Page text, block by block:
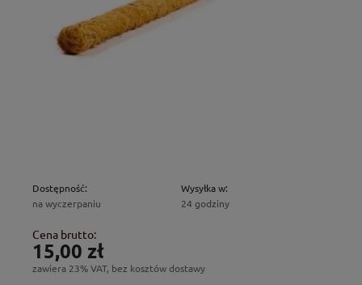
Dostępność:
na wyczerpaniu
Wysyłka w:
24 godziny
Cena brutto:
15,00 zł
zawiera 23% VAT, bez kosztów dostawy